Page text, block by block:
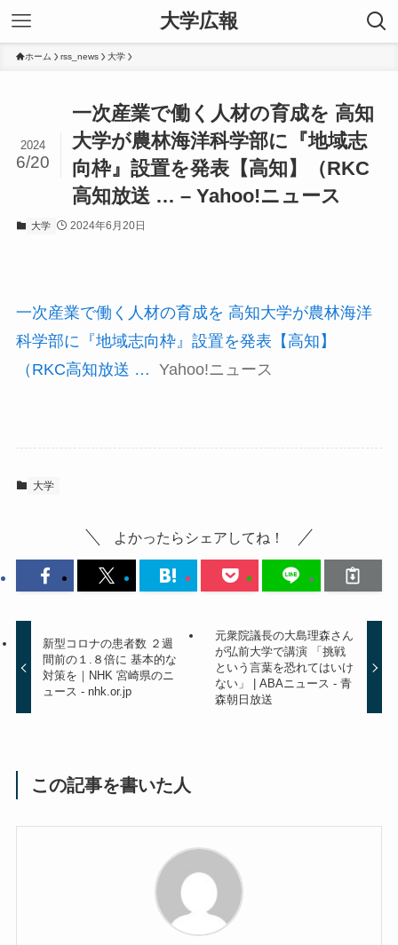
大学広報
ホーム rss_news 大学
一次産業で働く人材の育成を 高知
大学が農林海洋科学部に『地域志
向枠』設置を発表【高知】（RKC
高知放送 … – Yahoo!ニュース
2024
6/20
大学 2024年6月20日
一次産業で働く人材の育成を 高知大学が農林海洋
科学部に『地域志向枠』設置を発表【高知】
（RKC高知放送 … Yahoo!ニュース
大学
よかったらシェアしてね！
新型コロナの患者数 ２週
間前の１.８倍に 基本的な
対策を｜NHK 宮崎県のニ
ュース - nhk.or.jp
元衆院議長の大島理森さん
が弘前大学で講演 「挑戦
という言葉を恐れてはいけ
ない」 | ABAニュース - 青
森朝日放送
この記事を書いた人